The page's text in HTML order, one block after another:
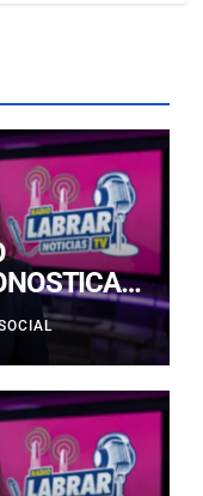
ALTA